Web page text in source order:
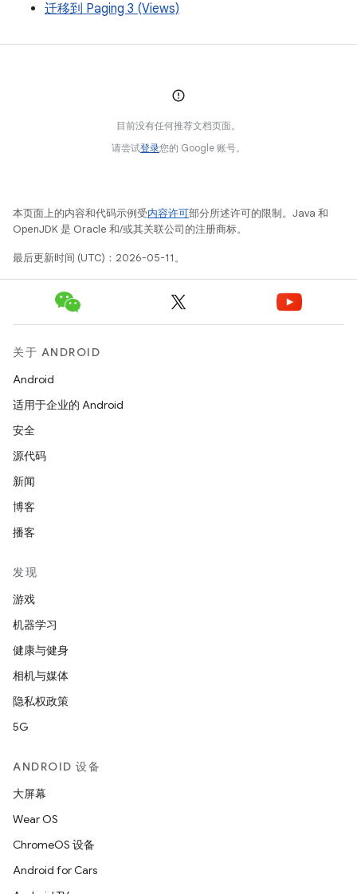
迁移到 Paging 3 (Views)
目前没有任何推荐文档页面。
请尝试登录您的 Google 账号。
本页面上的内容和代码示例受内容许可部分所述许可的限制。Java 和
OpenJDK 是 Oracle 和/或其关联公司的注册商标。
最后更新时间 (UTC)：2026-05-11。
关于 ANDROID
Android
适用于企业的 Android
安全
源代码
新闻
博客
播客
发现
游戏
机器学习
健康与健身
相机与媒体
隐私权政策
5G
ANDROID 设备
大屏幕
Wear OS
ChromeOS 设备
Android for Cars